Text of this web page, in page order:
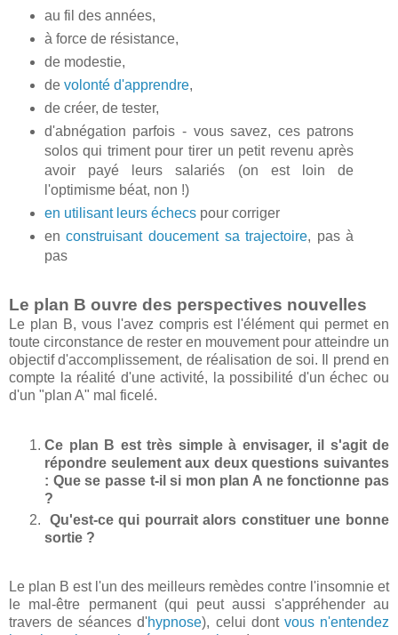
au fil des années,
à force de résistance,
de modestie,
de volonté d'apprendre,
de créer, de tester,
d'abnégation parfois - vous savez, ces patrons
solos qui triment pour tirer un petit revenu après
avoir payé leurs salariés (on est loin de
l'optimisme béat, non !)
en utilisant leurs échecspour corriger
enconstruisant doucement sa trajectoire, pas à
pas
Le plan B ouvre des perspectives nouvelles
Le plan B, vous l'avez compris est l'élément qui permet en
toute circonstance de rester en mouvement pour atteindre un
objectif d'accomplissement, de réalisation de soi. Il prend en
compte la réalité d'une activité, la possibilité d'un échec ou
d'un "plan A" mal ficelé.
Ce plan B est très simple à envisager, il s'agit de
répondre seulement aux deux questions suivantes
: Que se passe t-il si mon plan A ne fonctionne pas
?
Qu'est-ce qui pourrait alors constituer une bonne
sortie ?
Le plan B est l'un des meilleurs remèdes contre l'insomnie et
le mal-être permanent (qui peut aussi s'appréhender au
travers de séances d'hypnose), celui dont vous n'entendez